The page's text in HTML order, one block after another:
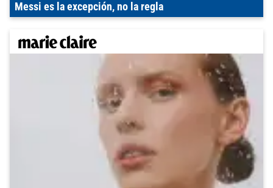
Messi es la excepción, no la regla